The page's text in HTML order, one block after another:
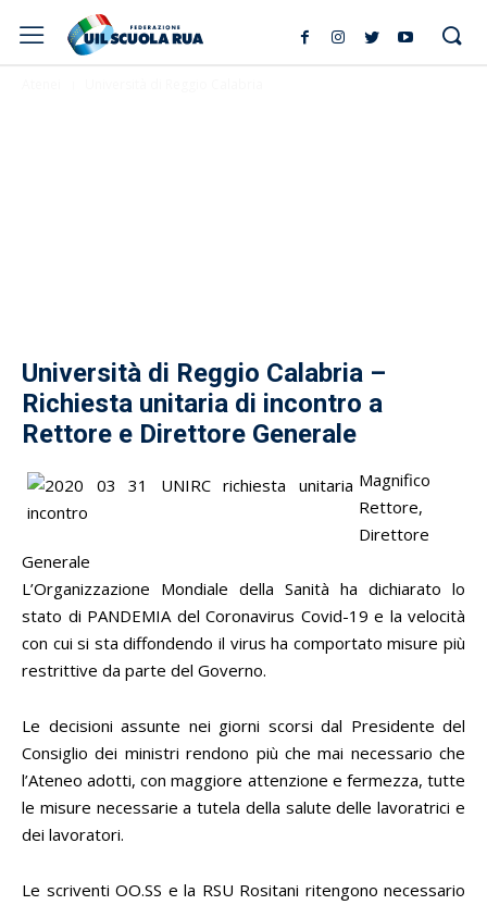
Università di Reggio Calabria –
Richiesta unitaria di incontro a
Rettore e Direttore Generale
Magnifico
Rettore,
Direttore
Generale
L’Organizzazione Mondiale della Sanità ha dichiarato lo
stato di PANDEMIA del Coronavirus Covid-19 e la velocità
con cui si sta diffondendo il virus ha comportato misure più
restrittive da parte del Governo.
Le decisioni assunte nei giorni scorsi dal Presidente del
Consiglio dei ministri rendono più che mai necessario che
l’Ateneo adotti, con maggiore attenzione e fermezza, tutte
le misure necessarie a tutela della salute delle lavoratrici e
dei lavoratori.
Le scriventi OO.SS e la RSU Rositani ritengono necessario